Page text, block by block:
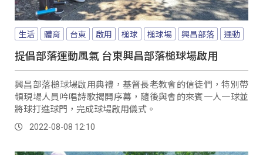
生活 體育 台東 啟用 槌球 槌球場 興昌部落 運動
提倡部落運動風氣 台東興昌部落槌球場啟用
興昌部落槌球場啟用典禮，基督長老教會的信徒們，特別帶
領現場人員吟唱詩歌揭開序幕，隨後與會的來賓一人一球並
將球打進球門，完成球場啟用儀式。
2022-08-08 12:10